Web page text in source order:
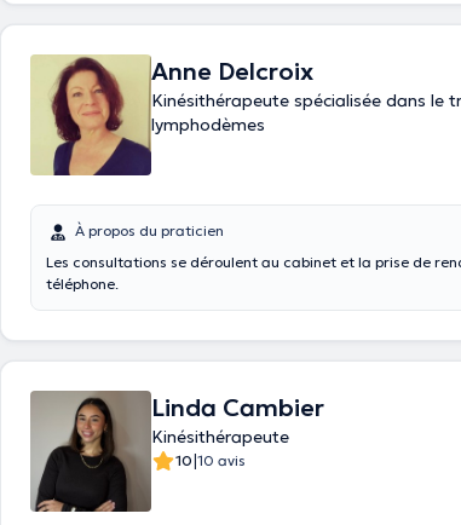
Anne Delcroix
Kinésithérapeute spécialisée dans le
lymphodèmes
À propos du praticien
Les consultations se déroulent au cabinet et la prise de
téléphone.
Linda Cambier
Kinésithérapeute
10|10 avis